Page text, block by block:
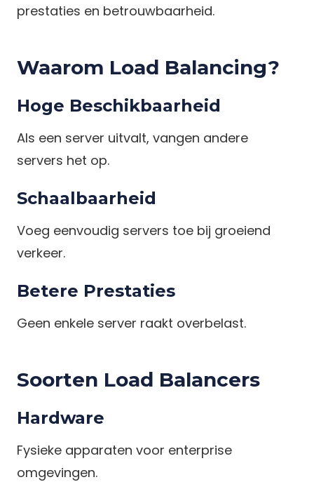
prestaties en betrouwbaarheid.
Waarom Load Balancing?
Hoge Beschikbaarheid
Als een server uitvalt, vangen andere
servers het op.
Schaalbaarheid
Voeg eenvoudig servers toe bij groeiend
verkeer.
Betere Prestaties
Geen enkele server raakt overbelast.
Soorten Load Balancers
Hardware
Fysieke apparaten voor enterprise
omgevingen.